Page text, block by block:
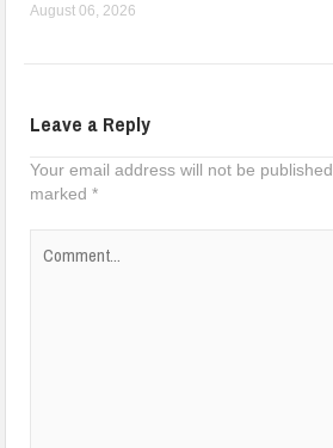
August 06, 2026
Leave a Reply
Your email address will not be published.
marked*